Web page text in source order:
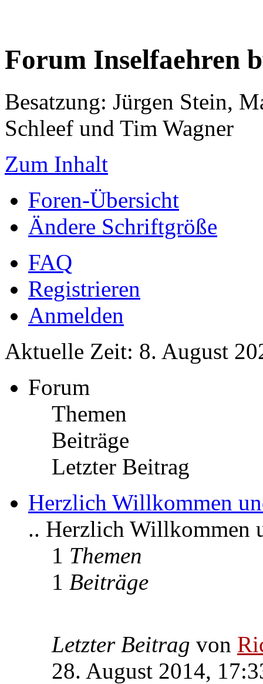
Forum Inselfaehren
Besatzung: Jürgen Stein,
Schleef und Tim Wagner
Zum Inhalt
Foren-Übersicht
Ändere Schriftgröße
FAQ
Registrieren
Anmelden
Aktuelle Zeit: 8. August
Forum
Themen
Beiträge
Letzter Beitrag
Herzlich Willkommen
.. Herzlich Willkommen
1 Themen
1 Beiträge
Letzter Beitrag von
28. August 2014,